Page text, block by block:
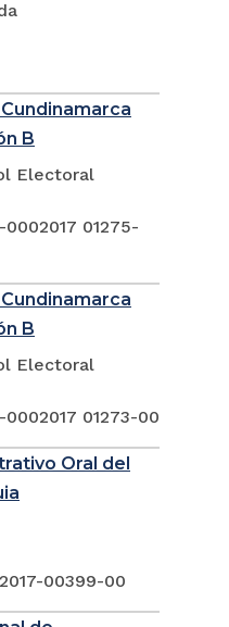
B
Electoral
01275-
B
Electoral
01273-00
Oral del
00399-00